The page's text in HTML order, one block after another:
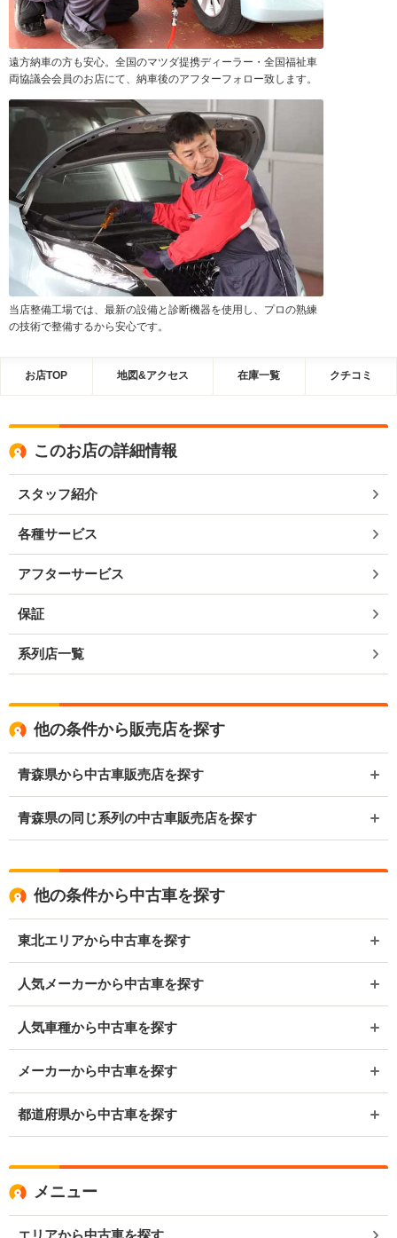
遠方納車の方も安心。全国のマツダ提携ディーラー・全国福祉車
両協議会会員のお店にて、納車後のアフターフォロー致します。
当店整備工場では、最新の設備と診断機器を使用し、プロの熟練
の技術で整備するから安心です。
お店TOP 地図&アクセス 在庫一覧 クチコミ
このお店の詳細情報
スタッフ紹介
各種サービス
アフターサービス
保証
系列店一覧
他の条件から販売店を探す
青森県から中古車販売店を探す
青森県の同じ系列の中古車販売店を探す
他の条件から中古車を探す
東北エリアから中古車を探す
人気メーカーから中古車を探す
人気車種から中古車を探す
メーカーから中古車を探す
都道府県から中古車を探す
メニュー
エリアから中古車を探す